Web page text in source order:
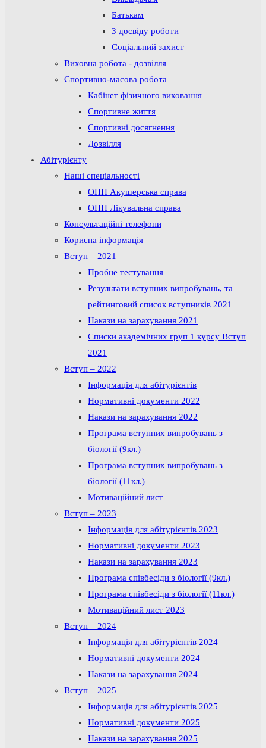
Батькам
З досвіду роботи
Соціальний захист
Виховна робота - дозвілля
Спортивно-масова робота
Кабінет фізичного виховання
Спортивне життя
Спортивні досягнення
Дозвілля
Абітурієнту
Наші спеціальності
ОПП Акушерська справа
ОПП Лікувальна справа
Консультаційні телефони
Корисна інформація
Вступ – 2021
Пробне тестування
Результати вступних випробувань, та
рейтинговий список вступників 2021
Накази на зарахування 2021
Списки академічних груп 1 курсу Вступ
2021
Вступ – 2022
Інформація для абітурієнтів
Нормативні документи 2022
Накази на зарахування 2022
Програма вступних випробувань з
біології (9кл.)
Програма вступних випробувань з
біології (11кл.)
Мотиваційний лист
Вступ – 2023
Інформація для абітурієнтів 2023
Нормативні документи 2023
Накази на зарахування 2023
Програма співбесіди з біології (9кл.)
Програма співбесіди з біології (11кл.)
Мотиваційний лист 2023
Вступ – 2024
Інформація для абітурієнтів 2024
Нормативні документи 2024
Накази на зарахування 2024
Вступ – 2025
Інформація для абітурієнтів 2025
Нормативні документи 2025
Накази на зарахування 2025